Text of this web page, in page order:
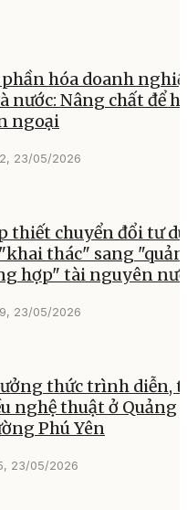
phần hóa doanh
nước: Nâng chất để
ngoại
23/05/2026
thiết chuyển đổi tư
thác" sang
hợp" tài nguyên
23/05/2026
thức trình diễn,
nghệ thuật ở Quảng
Phú Yên
23/05/2026